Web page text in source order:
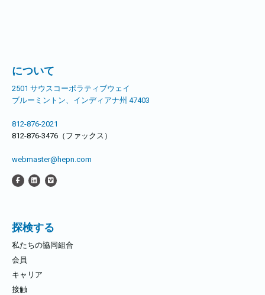
ン
について
2501 サウスコーポラティブウェイ
ブルーミントン、インディアナ州 47403
812-876-2021
812-876-3476（ファックス）
webmaster@hepn.com
探検する
私たちの協同組合
会員
キャリア
接触